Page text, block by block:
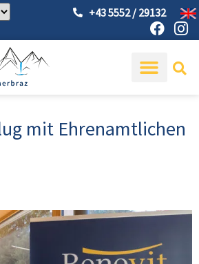
+43 5552 / 29132
mit Ehrenamtlichen